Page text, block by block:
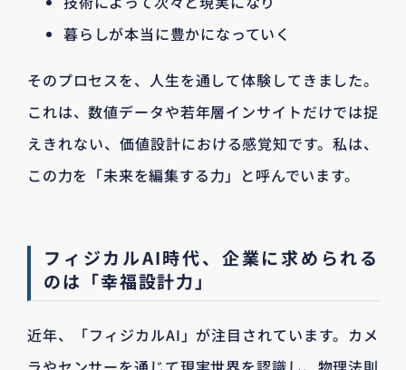
暮らしが本当に豊かになっていく
そのプロセスを、人生を通して体験してきました。
これは、数値データや若年層インサイトだけでは捉
えきれない、価値設計における感覚知です。私は、
この力を「未来を編集する力」と呼んでいます。
フィジカルAI時代、企業に求められる
のは「幸福設計力」
近年、「フィジカルAI」が注目されています。カメ